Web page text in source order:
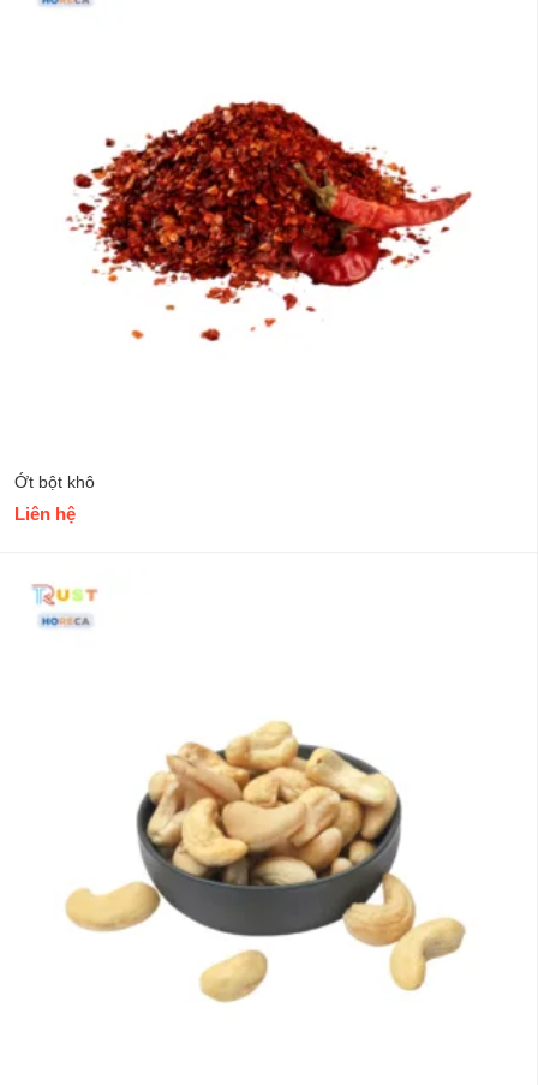
Ớt bột khô
Liên hệ